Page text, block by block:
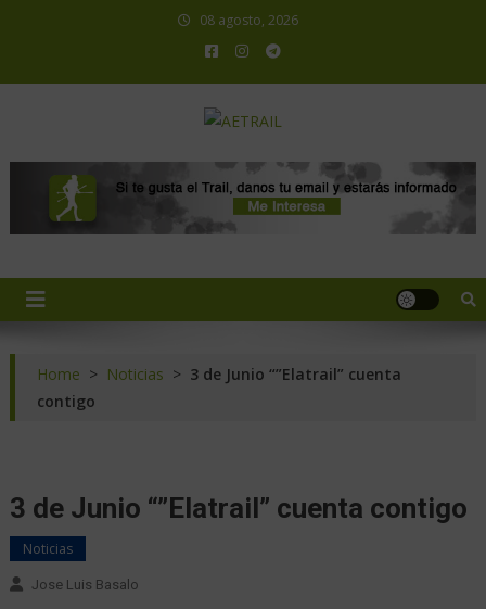
08 agosto, 2026
Home > Noticias > 3 de Junio “”Elatrail” cuenta
contigo
3 de Junio “”Elatrail” cuenta contigo
Noticias
Jose Luis Basalo